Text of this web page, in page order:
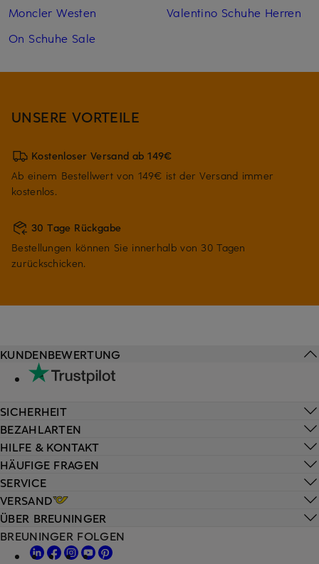
Moncler Westen
On Schuhe Sale
Valentino Schuhe Herren
UNSERE VORTEILE
Kostenloser Versand ab 149€
Ab einem Bestellwert von 149€ ist der Versand immer
kostenlos.
30 Tage Rückgabe
Bestellungen können Sie innerhalb von 30 Tagen
zurückschicken.
HILFE & KONTAKT
HÄUFIGE FRAGEN
SERVICE
VERSAND
KUNDENBEWERTUNG
SICHERHEIT
BEZAHLARTEN
ÜBER BREUNINGER
BREUNINGER FOLGEN